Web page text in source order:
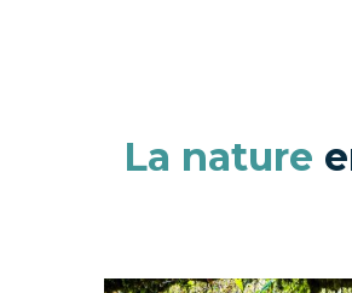
La nature